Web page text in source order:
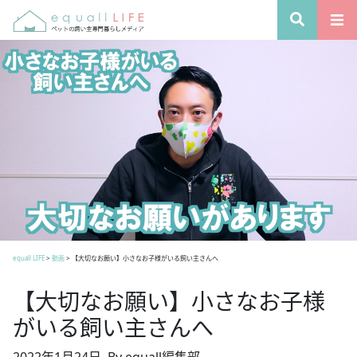
equall LIFE> 動画> 【大切なお願い】小さなお子様がいる飼い主さんへ
【大切なお願い】小さなお子様
がいる飼い主さんへ